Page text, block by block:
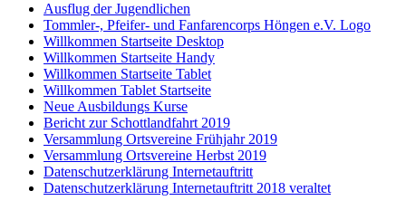
Ausflug der Jugendlichen
Tommler-, Pfeifer- und Fanfarencorps Höngen e.V. Logo
Willkommen Startseite Desktop
Willkommen Startseite Handy
Willkommen Startseite Tablet
Willkommen Tablet Startseite
Neue Ausbildungs Kurse
Bericht zur Schottlandfahrt 2019
Versammlung Ortsvereine Frühjahr 2019
Versammlung Ortsvereine Herbst 2019
Datenschutzerklärung Internetauftritt
Datenschutzerklärung Internetauftritt 2018 veraltet